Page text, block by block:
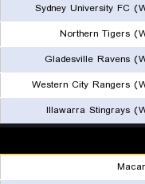
Sydney University FC
Northern Tigers
Gladesville Ravens
Western City Rangers
Illawarra Stingrays